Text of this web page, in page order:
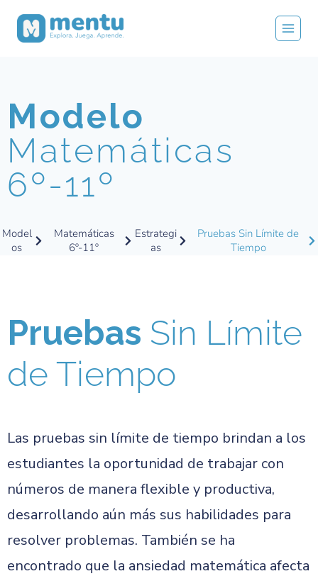
Modelo
Matemáticas
6º-11º
Model
os
Matemáticas
6º-11º
Estrategi
as
Pruebas Sin Límite de
Tiempo
Pruebas Sin Límite
de Tiempo
Las pruebas sin límite de tiempo brindan a los
estudiantes la oportunidad de trabajar con
números de manera flexible y productiva,
desarrollando aún más sus habilidades para
resolver problemas. También se ha
encontrado que la ansiedad matemática afecta